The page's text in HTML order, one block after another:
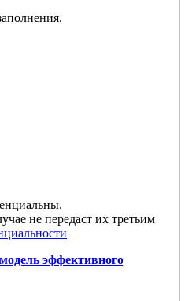
не передаст их третьим
эффективного